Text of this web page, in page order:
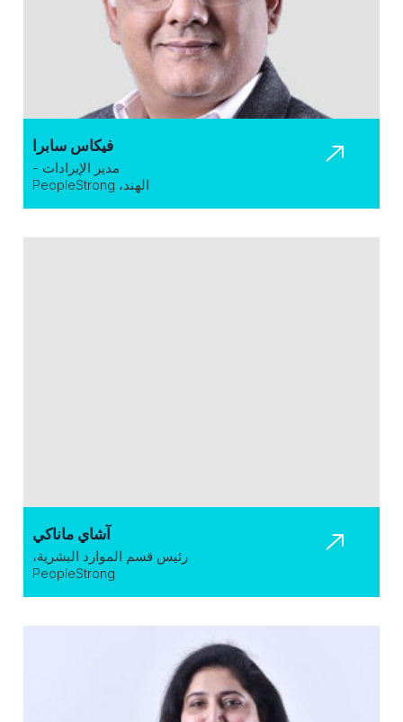
فيكاس سابرا
مدير الإيرادات -
الهند، PeopleStrong
آشاي ماناكي
رئيس قسم الموارد البشرية،
PeopleStrong